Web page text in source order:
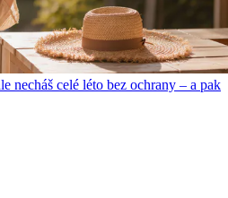
necháš celé léto bez ochrany – a pak